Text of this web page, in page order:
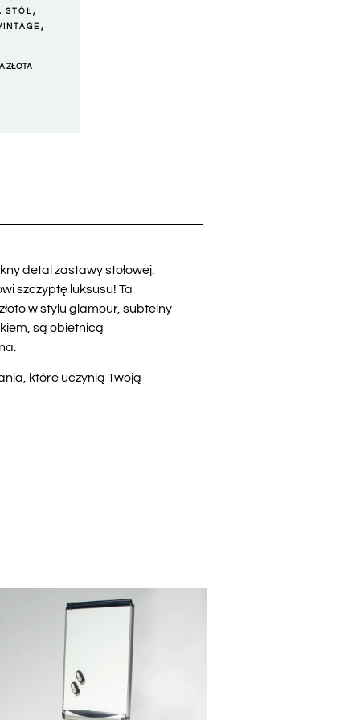
STÓŁ ,
,
ZŁOTA
detal zastawy stołowej.
szczyptę luksusu! Ta
w stylu glamour, subtelny
są obietnicą
które uczynią Twoją